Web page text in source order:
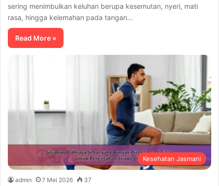
sering menimbulkan keluhan berupa kesemutan, nyeri, mati
rasa, hingga kelemahan pada tangan…
Read More »
Kesehatan Jasmani
admin 7 Mei 2026 37